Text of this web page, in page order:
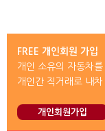
FREE 개인회원 가입
개인 소유의 자동차
개인간 직거래로 내차
개인회원가입